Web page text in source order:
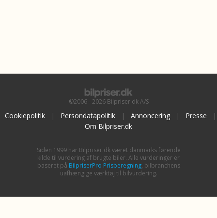
©2006 - 2026 Bilpriser.dk A/S
Cookiepolitik | Persondatapolitik | Annoncering | Presse
|
Om Bilpriser.dk
Siden 1999 har Bilpriser.dk været danmarks førende
kilde til vurdering af brugte biler. Alle vurderinger er
baseret på BilpriserPro Prisberegning, bilbranchens
uafhængige værktøj til bilvurdering.